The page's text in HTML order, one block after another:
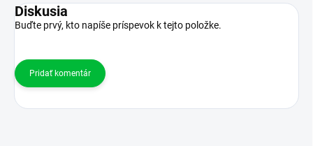
Diskusia
Buďte prvý, kto napíše príspevok k tejto položke.
Pridať komentár